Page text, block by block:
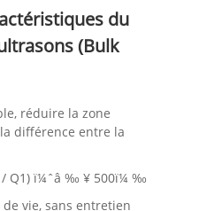
du
(Bulk
réduire la zone
différence entre la
/ Q1) ï¼ˆâ ‰ ¥ 500ï¼ ‰
vie, sans entretien